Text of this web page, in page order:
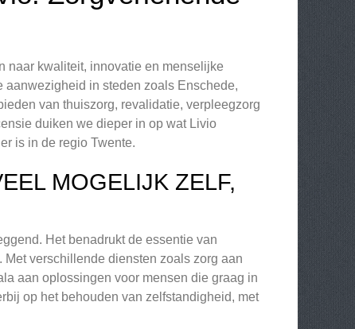
naar kwaliteit, innovatie en menselijke
aanwezigheid in steden zoals Enschede,
van thuiszorg, revalidatie, verpleegzorg
duiken we dieper in op wat Livio
is in de regio Twente.
MOGELIJK ZELF,
Het benadrukt de essentie van
verschillende diensten zoals zorg aan
aan oplossingen voor mensen die graag in
op het behouden van zelfstandigheid, met